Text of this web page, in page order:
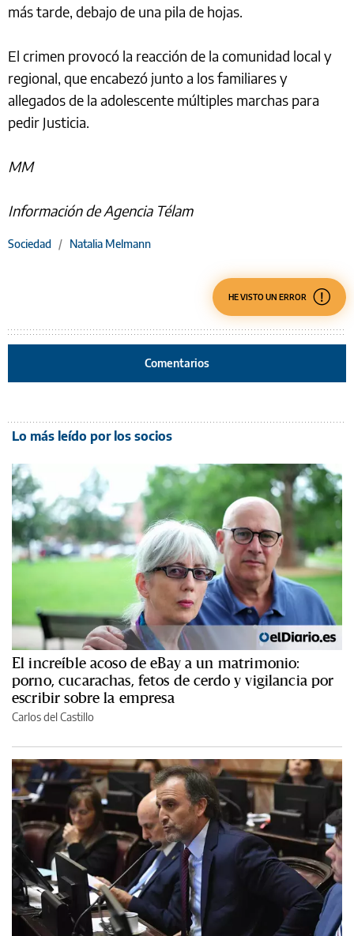
más tarde, debajo de una pila de hojas.
El crimen provocó la reacción de la comunidad local y
regional, que encabezó junto a los familiares y
allegados de la adolescente múltiples marchas para
pedir Justicia.
MM
Información de Agencia Télam
Sociedad / Natalia Melmann
HE VISTO UN ERROR
Comentarios
Lo más leído por los socios
El increíble acoso de eBay a un matrimonio:
porno, cucarachas, fetos de cerdo y vigilancia por
escribir sobre la empresa
Carlos del Castillo